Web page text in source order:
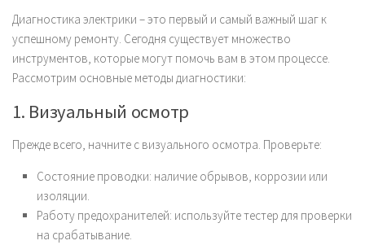
Диагностика электрики – это первый и самый важный шаг к
успешному ремонту. Сегодня существует множество
инструментов, которые могут помочь вам в этом процессе.
Рассмотрим основные методы диагностики:
1. Визуальный осмотр
Прежде всего, начните с визуального осмотра. Проверьте:
Состояние проводки: наличие обрывов, коррозии или
изоляции.
Работу предохранителей: используйте тестер для проверки
на срабатывание.